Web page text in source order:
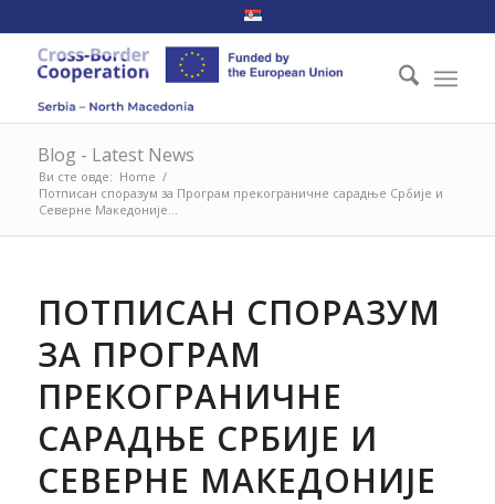
Blog - Latest News
Ви сте овде: Home /
Потписан споразум за Програм прекограничне сарадње Србије и
Северне Македоније...
ПОТПИСАН СПОРАЗУМ
ЗА ПРОГРАМ
ПРЕКОГРАНИЧНЕ
САРАДЊЕ СРБИЈЕ И
СЕВЕРНЕ МАКЕДОНИЈЕ